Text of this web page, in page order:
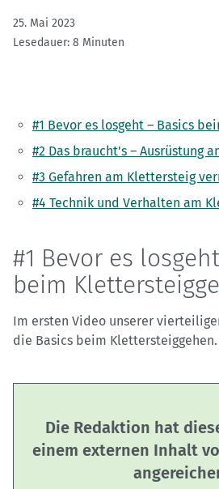
25. Mai 2023
Lesedauer: 8 Minuten
#1 Bevor es losgeht – Basics
#2 Das braucht's – Ausrüstung
#3 Gefahren am Klettersteig
#4 Technik und Verhalten am
#1 Bevor es
beim
Im ersten Video unserer
die Basics beim Klettersteiggehen.
Die Redaktion hat
einem externen Inhalt